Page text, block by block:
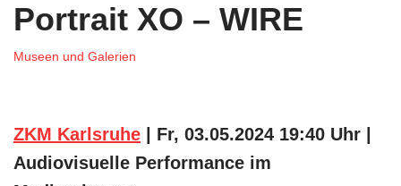
Portrait XO – WIRE
Museen und Galerien
ZKM Karlsruhe | Fr, 03.05.2024 19:40 Uhr |
Audiovisuelle Performance im